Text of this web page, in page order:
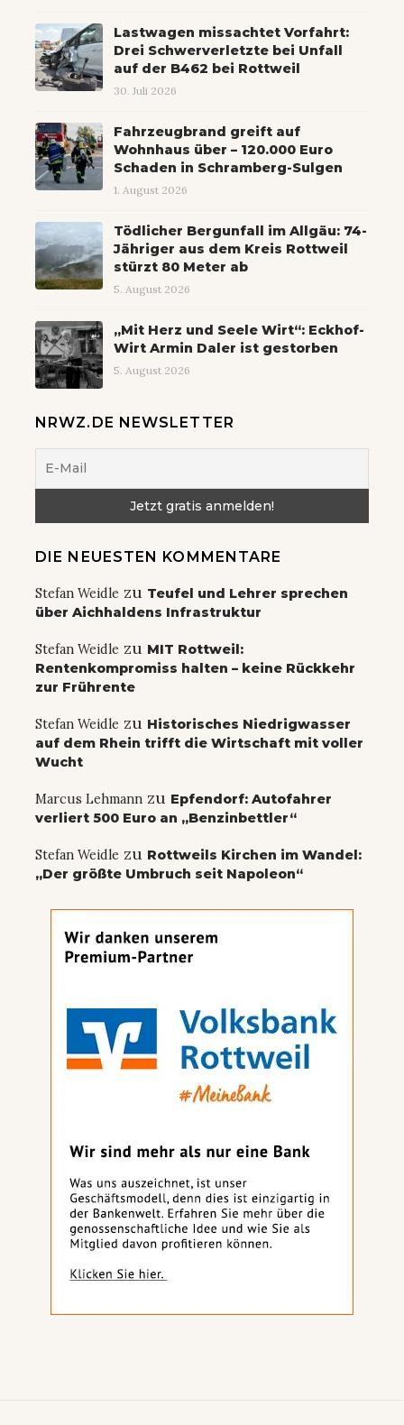
Lastwagen missachtet Vorfahrt:
Drei Schwerverletzte bei Unfall
auf der B462 bei Rottweil
30. Juli 2026
Fahrzeugbrand greift auf
Wohnhaus über – 120.000 Euro
Schaden in Schramberg-Sulgen
1. August 2026
Tödlicher Bergunfall im Allgäu: 74-
Jähriger aus dem Kreis Rottweil
stürzt 80 Meter ab
5. August 2026
„Mit Herz und Seele Wirt“: Eckhof-
Wirt Armin Daler ist gestorben
5. August 2026
NRWZ.DE NEWSLETTER
DIE NEUESTEN KOMMENTARE
Stefan Weidle zu Teufel und Lehrer sprechen
über Aichhaldens Infrastruktur
Stefan Weidle zu MIT Rottweil:
Rentenkompromiss halten – keine Rückkehr
zur Frührente
Stefan Weidle zu Historisches Niedrigwasser
auf dem Rhein trifft die Wirtschaft mit voller
Wucht
Marcus Lehmann zu Epfendorf: Autofahrer
verliert 500 Euro an „Benzinbettler“
Stefan Weidle zu Rottweils Kirchen im Wandel:
„Der größte Umbruch seit Napoleon“